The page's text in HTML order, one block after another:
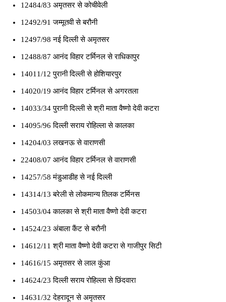
12484/83 अमृतसर से कोचीवेली
12492/91 जम्मूतवी से बरौनी
12497/98 नई दिल्ली से अमृतसर
12488/87 आनंद विहार टर्मिनल से राधिकापुर
14011/12 पुरानी दिल्ली से होशियारपुर
14020/19 आनंद विहार टर्मिनल से अगरतला
14033/34 पुरानी दिल्ली से श्री माता वैष्णो देवी कटरा
14095/96 दिल्ली सराय रोहिल्ला से कालका
14204/03 लखनऊ से वाराणसी
22408/07 आनंद विहार टर्मिनल से वाराणसी
14257/58 मंडुआडीह से नई दिल्ली
14314/13 बरेली से लोकमान्य तिलक टर्मिनस
14503/04 कालका से श्री माता वैष्णो देवी कटरा
14524/23 अंबाला कैंट से बरौनी
14612/11 श्री माता वैष्णो देवी कटरा से गाजीपुर सिटी
14616/15 अमृतसर से लाल कुंआ
14624/23 दिल्ली सराय रोहिल्ला से छिंदवारा
14631/32 देहरादून से अमृतसर